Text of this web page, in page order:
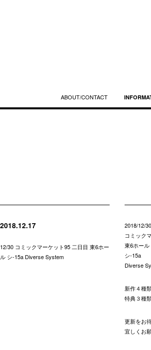
ABOUT/CONTACT
2018.12.17
12/30 コミックマーケット95 二日目 東6ホー
ル シ-15a Diverse System
2018/12/30
コミック
東6ホール
シ-15a
Diverse
新作４種
特典３種
更新をお
宜しくお